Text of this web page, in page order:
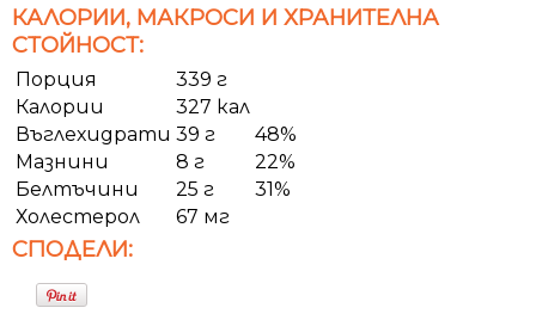
КАЛОРИИ, МАКРОСИ И ХРАНИТЕЛНА
СТОЙНОСТ:
Порция
339 г
Калории
327 кал
Въглехидрати 39 г
48%
Мазнини
8 г
22%
Белтъчини
25 г
31%
Холестерол
67 мг
СПОДЕЛИ: